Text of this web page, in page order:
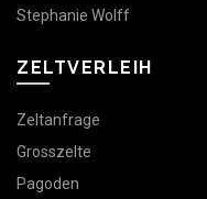
Stephanie Wolff
ZELTVERLEIH
Zeltanfrage
Grosszelte
Pagoden